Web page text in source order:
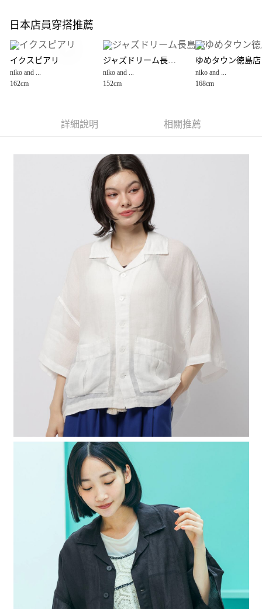
全盈+PAY
大哥付你分期
【大哥付你分期使用說明】
1.本服務由台灣大哥大提供，台灣大哥大用戶可立即使用無須另外申請。
2.付款方式選擇「大哥付你分期」，訂單成立後會自動跳轉到大哥付的交易
3.實際核准額度、可分期數及費用金額請依後續交易確認頁面所載為準。
4.訂單成立30分鐘內，如未前往確認交易或遇審核未通過，訂單將自動取
1.分期款項不併入電信帳單，「大哥付你分期」於每月結算日後寄送繳費提
2.透過簡訊連結打開帳單後，可選擇「超商條碼／台灣大直營門市／銀行轉
帳／街口支付／iPASS MONEY」等通路繳費。
1.本服務係由「台灣大哥大股份有限公司」（以下簡稱本公司）所提供，讓
用戶於交易時，得透過本服務購買商品或服務，並由商店將買賣／分期付款
買賣價金債權讓與本公司後，依約使用本公司帳單繳交帳款。
2.基於同意付款使用「大哥付你分期」之契約關係目的，商店將以您的個人
資料（包含姓名、電話或地址）提供予台灣大哥大進項蒐集、處理及利用，
由本公司與您本人進行分期帳單所需資料之確認、核對及更正。
3.完整用戶服務條款，請詳閱以下連結：
https://oppay.tw/userRule
AFTEE先享後付
３．安心：先確認商品／服務後，再付款。
【「AFTEE先享後付」結帳流程】
１．於結帳方式選擇「AFTEE先享後付」後，將跳轉至「AFTEE先享後付」
結帳頁面，進行簡訊認證並確認金額後，即可完成結帳。
２．訂單成立數日內，您將收到繳費通知簡訊。
３．收到繳費通知簡訊後14天內，點擊此簡訊中的連結，可透過四大超商／
ATM／網路銀行／等多元方式進行付款，方視為交易完成。
※ 請注意：結帳手續完成當下不需立刻繳費，但若您需要取消訂單，請聯絡
購買商品的店家。未經商家同意取消之訂單仍視為有效，需透過AFTEE先享
※ 交易是否成功請以「AFTEE先享後付 」之結帳頁面顯示為準，若有關於
是否繳費成功／繳費後需取消欲退款等相關疑問，請聯繫「AFTEE先享後付
１．透過由恩沛科技股份有限公司提供之「AFTEE先享後付」服務完成之交
易，需依本服務之必要範圍內提供個人資料，並將交易相關給付款項請求債
權轉讓予恩沛科技股份有限公司。
２．關於個人資料處理事宜，請瀏覽以下網址：
https://aftee.tw/terms/#terms3
３．未成年的使用者請事先徵得法定代理人或監護人之同意方可使用
「AFTEE先享後付」，若未經同意申辦者引起之損失，本公司不負相關責
４．使用「AFTEE先享後付」時，將依據個別帳號之用戶狀況，依本公司即
時審查核予不同之上限額度；若仍有額度不足之情形，本公司將視審查結果
請求用戶進行身份認證。
５．嚴禁一人註冊多個帳號或使用他人資訊註冊。若發現惡意使用之情形，
恩沛科技股份有限公司將有權停止該用戶之使用額度並採取法律行動。
每筆NT$80，滿NT$1,500(含以上)免運費
每筆NT$80，滿NT$1,500(含以上)免運費
每筆NT$80，滿NT$1,500(含以上)免運費
每筆NT$80，滿NT$1,500(含以上)免運費
每筆NT$80，滿NT$1,500(含以上)免運費
日本店員穿搭推薦
イクスピアリ
niko and ...
162cm
ジャズドリーム長島店
niko and ...
152cm
ゆめタウン徳島店
niko and ...
168cm
詳細說明 相關推薦